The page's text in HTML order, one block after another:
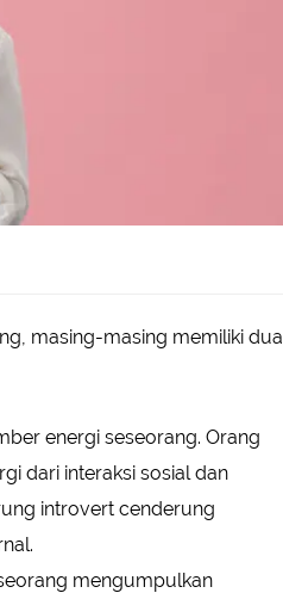
masing-masing memiliki dua
energi seseorang. Orang
dari interaksi sosial dan
introvert cenderung
mengumpulkan